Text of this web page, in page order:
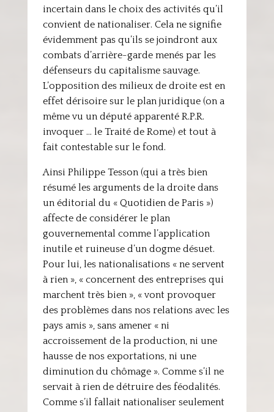
incertain dans le choix des activités qu’il
convient de nationaliser. Cela ne signifie
évidemment pas qu’ils se joindront aux
combats d’arrière-garde menés par les
défenseurs du capitalisme sauvage.
L’opposition des milieux de droite est en
effet dérisoire sur le plan juridique (on a
même vu un député apparenté R.P.R.
invoquer … le Traité de Rome) et tout à
fait contestable sur le fond.
Ainsi Philippe Tesson (qui a très bien
résumé les arguments de la droite dans
un éditorial du « Quotidien de Paris »)
affecte de considérer le plan
gouvernemental comme l’application
inutile et ruineuse d’un dogme désuet.
Pour lui, les nationalisations « ne servent
à rien », « concernent des entreprises qui
marchent très bien », « vont provoquer
des problèmes dans nos relations avec les
pays amis », sans amener « ni
accroissement de la production, ni une
hausse de nos exportations, ni une
diminution du chômage ». Comme s’il ne
servait à rien de détruire des féodalités.
Comme s’il fallait nationaliser seulement